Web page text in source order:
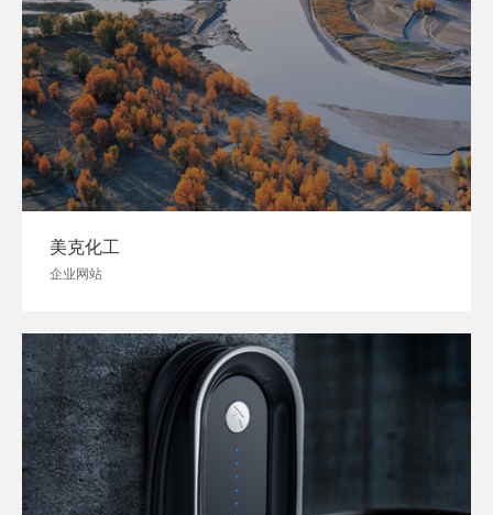
美克化工
企业网站